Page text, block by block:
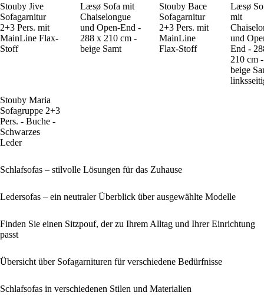
Stouby Jive
Sofagarnitur
2+3 Pers. mit
MainLine Flax-
Stoff
Læsø Sofa mit
Chaiselongue
und Open-End -
288 x 210 cm -
beige Samt
Stouby Bace
Sofagarnitur
2+3 Pers. mit
MainLine
Flax-Stoff
Læsø
mit
und
End -
210 cm -
beige
Stouby Maria
Sofagruppe 2+3
Pers. - Buche -
Schwarzes
Leder
Schlafsofas – stilvolle Lösungen für das Zuhause
Ledersofas – ein neutraler Überblick über ausgewählte Modelle
Finden Sie einen Sitzpouf, der zu Ihrem Alltag und Ihrer Einrichtung
passt
Übersicht über Sofagarnituren für verschiedene Bedürfnisse
Schlafsofas in verschiedenen Stilen und Materialien